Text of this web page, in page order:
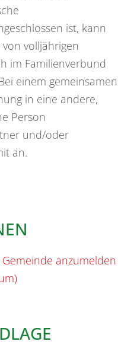
ist, kann
volljährigen
im Familienverbund
einem gemeinsamen
in eine andere,
Person
und/oder
an.
anzumelden